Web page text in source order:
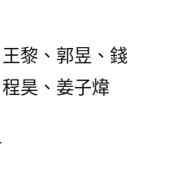
黎、郭昱、錢
昊、姜子煒